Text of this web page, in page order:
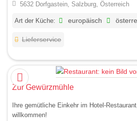
5632 Dorfgastein, Salzburg, Österreich
Art der Küche: europäisch
Lieferservice
Zur Gewürzmühle
Ihre gemütliche Einkehr im Hotel-
willkommen!